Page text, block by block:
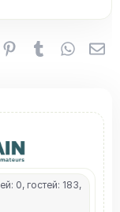
Pinterest
Tumblr
0, гостей: 183,